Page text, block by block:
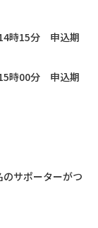
時15分 申込期
00分 申込期
サポーターがつ